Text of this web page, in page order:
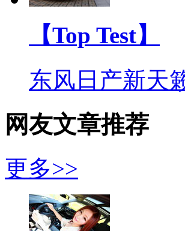
【Top Test】
东风日产新天
网友文章推荐
更多>>